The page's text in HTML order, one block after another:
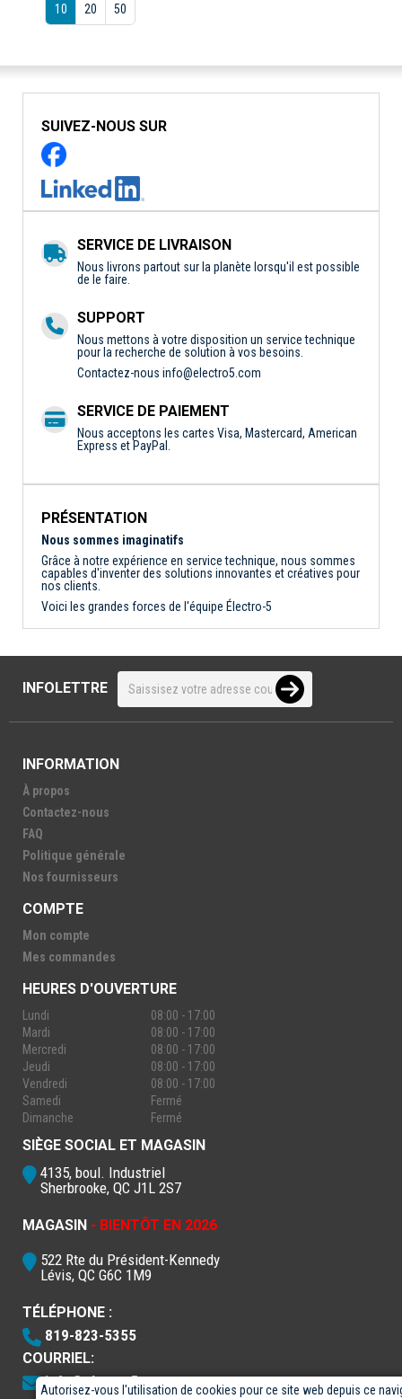
Autorisez-vous l'utilisation de cookies pour ce site web depuis ce
10 20 50
SUIVEZ-NOUS SUR
SERVICE DE LIVRAISON
Nous livrons partout sur la planète lorsqu'il est possible
de le faire.
SUPPORT
Nous mettons à votre disposition un service technique
pour la recherche de solution à vos besoins.
Contactez-nous info@electro5.com
SERVICE DE PAIEMENT
Nous acceptons les cartes Visa, Mastercard, American
Express et PayPal.
PRÉSENTATION
Nous sommes imaginatifs
Grâce à notre expérience en service technique, nous sommes
capables d'inventer des solutions innovantes et créatives pour
nos clients.
Voici les grandes forces de l'équipe Électro-5
INFOLETTRE
INFORMATION
À propos
Contactez-nous
FAQ
Politique générale
Nos fournisseurs
COMPTE
Mon compte
Mes commandes
HEURES D'OUVERTURE
Lundi
08:00 - 17:00
Mardi
08:00 - 17:00
Mercredi
08:00 - 17:00
Jeudi
08:00 - 17:00
Vendredi
08:00 - 17:00
Samedi
Fermé
Dimanche
Fermé
SIÈGE SOCIAL ET MAGASIN
4135, boul. Industriel
Sherbrooke, QC J1L 2S7
MAGASIN - BIENTÔT EN 2026
522 Rte du Président-Kennedy
Lévis, QC G6C 1M9
TÉLÉPHONE :
819-823-5355
COURRIEL:
info@electro5.com